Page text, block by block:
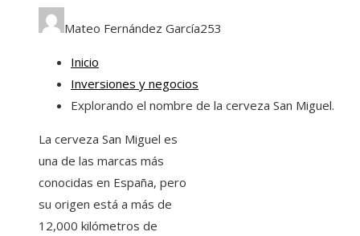
Mateo Fernández García253
Inicio
Inversiones y negocios
Explorando el nombre de la cerveza San Miguel.
La cerveza San Miguel es
una de las marcas más
conocidas en España, pero
su origen está a más de
12,000 kilómetros de